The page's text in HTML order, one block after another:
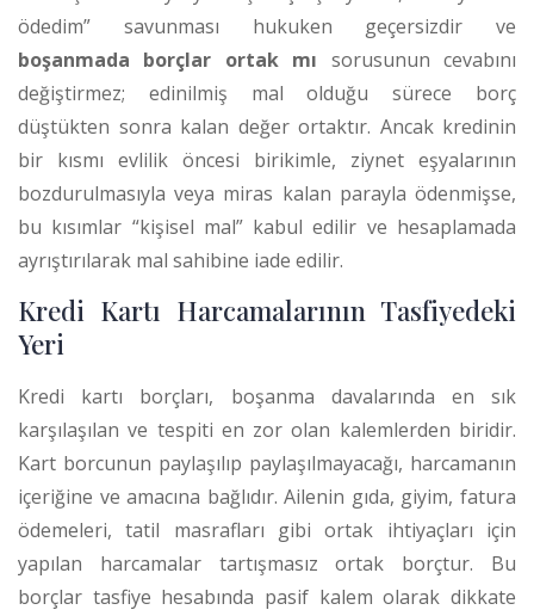
ödedim” savunması hukuken geçersizdir ve
boşanmada borçlar ortak mı sorusunun cevabını
değiştirmez; edinilmiş mal olduğu sürece borç
düştükten sonra kalan değer ortaktır. Ancak kredinin
bir kısmı evlilik öncesi birikimle, ziynet eşyalarının
bozdurulmasıyla veya miras kalan parayla ödenmişse,
bu kısımlar “kişisel mal” kabul edilir ve hesaplamada
ayrıştırılarak mal sahibine iade edilir.
Kredi Kartı Harcamalarının Tasfiyedeki
Yeri
Kredi kartı borçları, boşanma davalarında en sık
karşılaşılan ve tespiti en zor olan kalemlerden biridir.
Kart borcunun paylaşılıp paylaşılmayacağı, harcamanın
içeriğine ve amacına bağlıdır. Ailenin gıda, giyim, fatura
ödemeleri, tatil masrafları gibi ortak ihtiyaçları için
yapılan harcamalar tartışmasız ortak borçtur. Bu
borçlar tasfiye hesabında pasif kalem olarak dikkate